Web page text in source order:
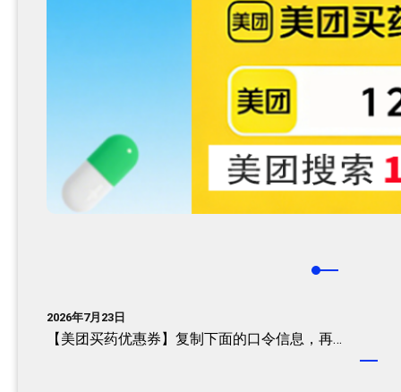
2026年7月23日
【美团买药优惠券】复制下面的口令信息，再…